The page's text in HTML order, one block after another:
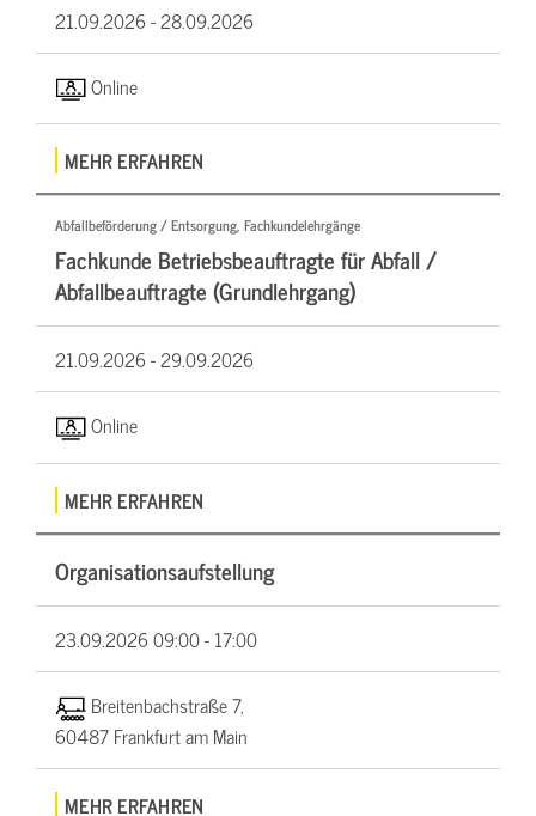
21.09.2026 -28.09.2026
Online
MEHR ERFAHREN
Abfallbeförderung / Entsorgung, Fachkundelehrgänge
Fachkunde Betriebsbeauftragte für Abfall /
Abfallbeauftragte (Grundlehrgang)
21.09.2026 -29.09.2026
Online
MEHR ERFAHREN
Organisationsaufstellung
23.09.202609:00 - 17:00
Breitenbachstraße 7,
60487 Frankfurt am Main
MEHR ERFAHREN